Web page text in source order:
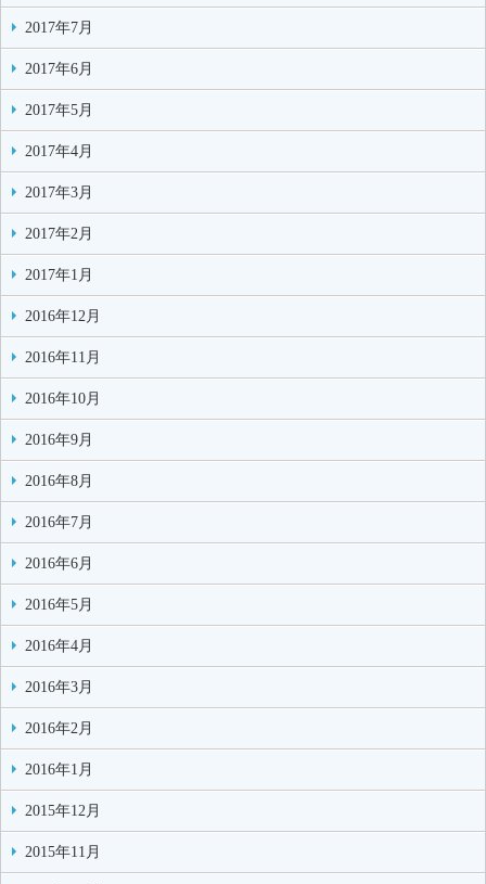
2017年7月
2017年6月
2017年5月
2017年4月
2017年3月
2017年2月
2017年1月
2016年12月
2016年11月
2016年10月
2016年9月
2016年8月
2016年7月
2016年6月
2016年5月
2016年4月
2016年3月
2016年2月
2016年1月
2015年12月
2015年11月